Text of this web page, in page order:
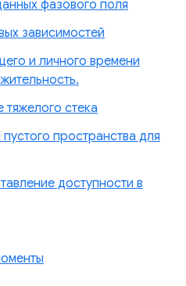
фазового поля
зависимостей
и личного времени
стека
пространства для
доступности в